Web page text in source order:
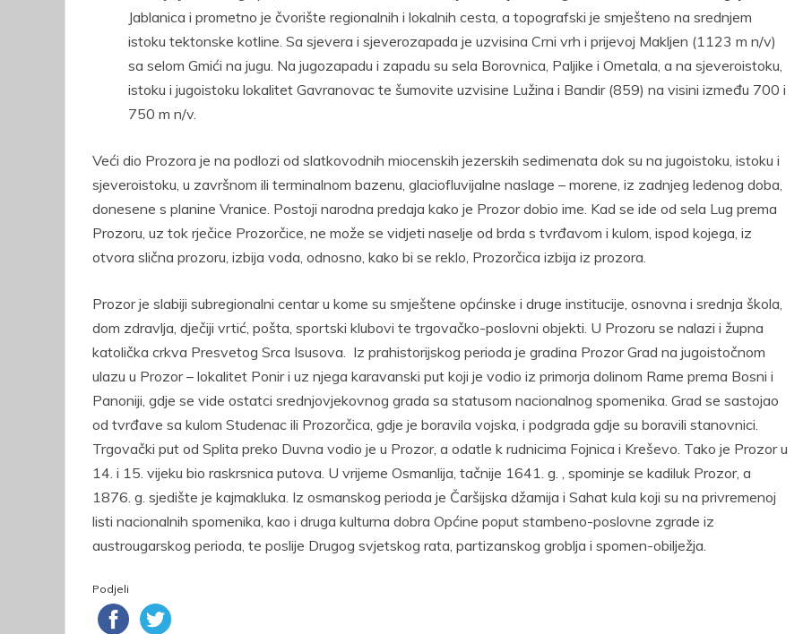
Jablanica i prometno je čvorište regionalnih i lokalnih cesta, a topografski je smješteno na srednjem
istoku tektonske kotline. Sa sjevera i sjeverozapada je uzvisina Crni vrh i prijevoj Makljen (1123 m n/v)
sa selom Gmići na jugu. Na jugozapadu i zapadu su sela Borovnica, Paljike i Ometala, a na sjeveroistoku,
istoku i jugoistoku lokalitet Gavranovac te šumovite uzvisine Lužina i Bandir (859) na visini između 700 i
750 m n/v.
Veći dio Prozora je na podlozi od slatkovodnih miocenskih jezerskih sedimenata dok su na jugoistoku, istoku i
sjeveroistoku, u završnom ili terminalnom bazenu, glaciofluvijalne naslage – morene, iz zadnjeg ledenog doba,
donesene s planine Vranice. Postoji narodna predaja kako je Prozor dobio ime. Kad se ide od sela Lug prema
Prozoru, uz tok rječice Prozorčice, ne može se vidjeti naselje od brda s tvrđavom i kulom, ispod kojega, iz
otvora slična prozoru, izbija voda, odnosno, kako bi se reklo, Prozorčica izbija iz prozora.
Prozor je slabiji subregionalni centar u kome su smještene općinske i druge institucije, osnovna i srednja škola,
dom zdravlja, dječiji vrtić, pošta, sportski klubovi te trgovačko-poslovni objekti. U Prozoru se nalazi i župna
katolička crkva Presvetog Srca Isusova. Iz prahistorijskog perioda je gradina Prozor Grad na jugoistočnom
ulazu u Prozor – lokalitet Ponir i uz njega karavanski put koji je vodio iz primorja dolinom Rame prema Bosni i
Panoniji, gdje se vide ostatci srednjovjekovnog grada sa statusom nacionalnog spomenika. Grad se sastojao
od tvrđave sa kulom Studenac ili Prozorčica, gdje je boravila vojska, i podgrada gdje su boravili stanovnici.
Trgovački put od Splita preko Duvna vodio je u Prozor, a odatle k rudnicima Fojnica i Kreševo. Tako je Prozor u
14. i 15. vijeku bio raskrsnica putova. U vrijeme Osmanlija, tačnije 1641. g. , spominje se kadiluk Prozor, a
1876. g. sjedište je kajmakluka. Iz osmanskog perioda je Čaršijska džamija i Sahat kula koji su na privremenoj
listi nacionalnih spomenika, kao i druga kulturna dobra Općine poput stambeno-poslovne zgrade iz
austrougarskog perioda, te poslije Drugog svjetskog rata, partizanskog groblja i spomen-obilježja.
Podjeli